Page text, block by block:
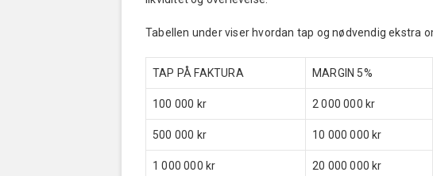
Tabellen under viser hvordan tap og nødvendig ekstra
TAP PÅ FAKTURA MARGIN 5%
100 000 kr 2 000 000 kr
500 000 kr 10 000 000 kr
1 000 000 kr 20 000 000 kr